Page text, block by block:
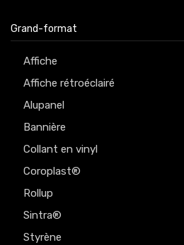
Grand-format
Affiche
Affiche rétroéclairé
Alupanel
Bannière
Collant en vinyl
Coroplast®
Rollup
Sintra®
Styrène